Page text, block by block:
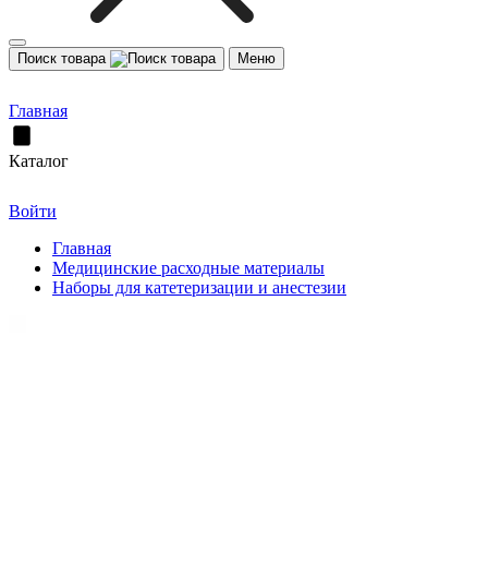
Поиск товара Меню
Главная
Каталог
Войти
Главная
Медицинские расходные материалы
Наборы для катетеризации и анестезии